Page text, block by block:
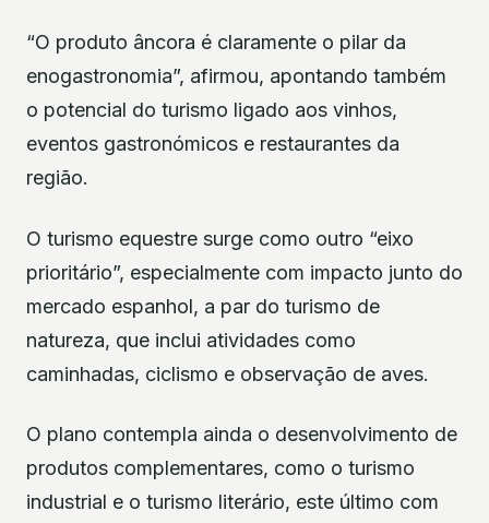
“O produto âncora é claramente o pilar da
enogastronomia”, afirmou, apontando também
o potencial do turismo ligado aos vinhos,
eventos gastronómicos e restaurantes da
região.
O turismo equestre surge como outro “eixo
prioritário”, especialmente com impacto junto do
mercado espanhol, a par do turismo de
natureza, que inclui atividades como
caminhadas, ciclismo e observação de aves.
O plano contempla ainda o desenvolvimento de
produtos complementares, como o turismo
industrial e o turismo literário, este último com